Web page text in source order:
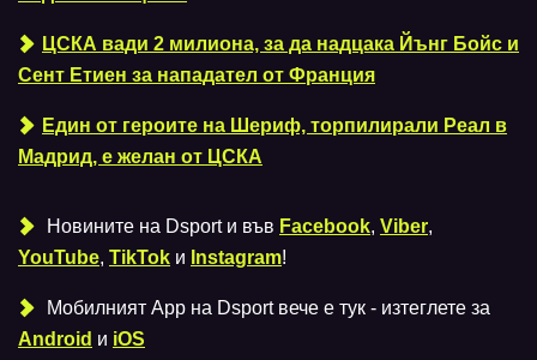
ЦСКА вади 2 милиона, за да надцака Йънг Бойс и
Сент Етиен за нападател от Франция
Един от героите на Шериф, торпилирали Реал в
Мадрид, е желан от ЦСКА
Новините на Dsport и във Facebook, Viber,
YouTube, TikTok и Instagram!
Мобилният Аpp на Dsport вече е тук - изтеглете за
Android и iOS